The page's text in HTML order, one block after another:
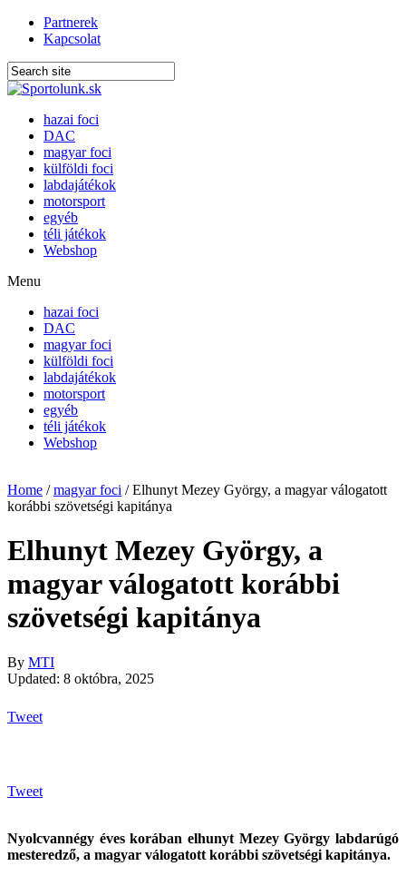
Partnerek
Kapcsolat
hazai foci
DAC
magyar foci
külföldi foci
labdajátékok
motorsport
egyéb
téli játékok
Webshop
Menu
hazai foci
DAC
magyar foci
külföldi foci
labdajátékok
motorsport
egyéb
téli játékok
Webshop
Home /magyar foci /Elhunyt Mezey György, a magyar válogatott
korábbi szövetségi kapitánya
Elhunyt Mezey György, a
magyar válogatott korábbi
szövetségi kapitánya
By MTI
Updated: 8 októbra, 2025
Tweet
Tweet
Nyolcvannégy éves korában elhunyt Mezey György labdarúgó
mesteredző, a magyar válogatott korábbi szövetségi kapitánya.